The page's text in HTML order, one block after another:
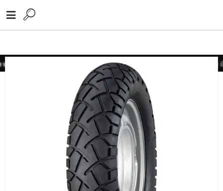
için lütfen iletişime geçiniz Toptan alımlarınız için lütfen